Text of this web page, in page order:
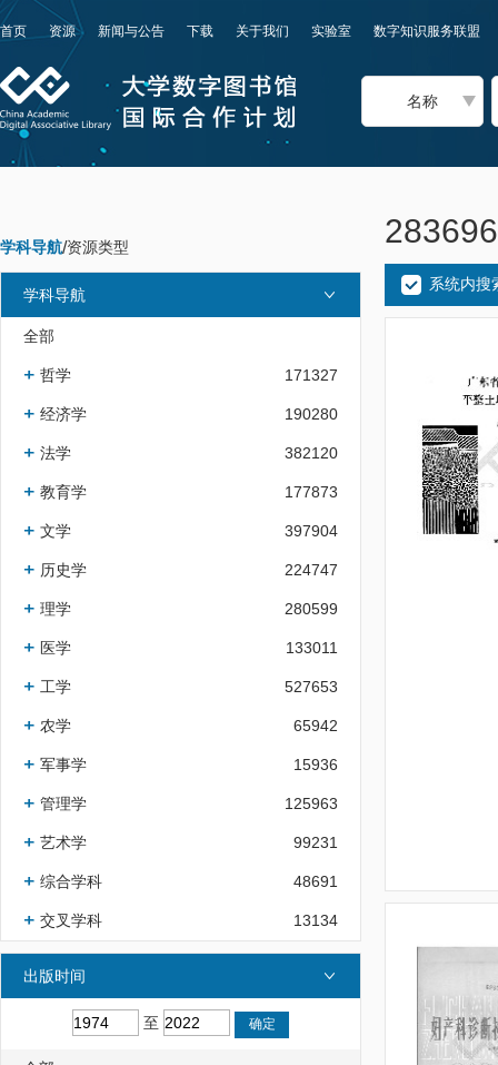
首页 资源 新闻与公告 下载 关于我们 实验室 数字知识服务联盟
名称
学科导航/资源类型
学科导航
全部
哲学 171327
经济学 190280
法学 382120
教育学 177873
文学 397904
历史学 224747
理学 280599
医学 133011
工学 527653
农学 65942
军事学 15936
管理学 125963
艺术学 99231
综合学科 48691
交叉学科 13134
出版时间
至
系统内搜